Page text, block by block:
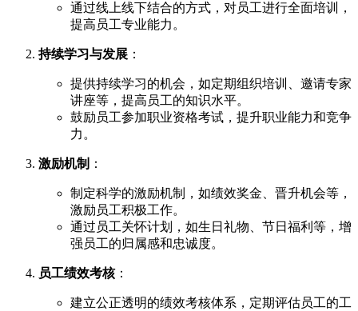
通过线上线下结合的方式，对员工进行全面培训，
提高员工专业能力。
持续学习与发展 ：
提供持续学习的机会，如定期组织培训、邀请专家
讲座等，提高员工的知识水平。
鼓励员工参加职业资格考试，提升职业能力和竞争
力。
激励机制 ：
制定科学的激励机制，如绩效奖金、晋升机会等，
激励员工积极工作。
通过员工关怀计划，如生日礼物、节日福利等，增
强员工的归属感和忠诚度。
员工绩效考核：
建立公正透明的绩效考核体系，定期评估员工的工